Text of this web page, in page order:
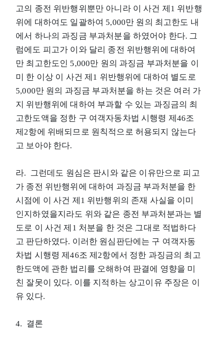
고의 종전 위반행위뿐만 아니라 이 사건 제1 위반행
위에 대하여도 일괄하여 5,000만 원의 최고한도 내
에서 하나의 과징금 부과처분을 하였어야 한다. 그
럼에도 피고가 이와 달리 종전 위반행위에 대하여
만 최고한도인 5,000만 원의 과징금 부과처분을 이
미 한 이상 이 사건 제1 위반행위에 대하여 별도로
5,000만 원의 과징금 부과처분을 하는 것은 여러 가
지 위반행위에 대하여 부과할 수 있는 과징금의 최
고한도액을 정한 구 여객자동차법 시행령 제46조
제2항에 위배되므로 원칙적으로 허용되지 않는다
고 보아야 한다.
라. 그런데도 원심은 판시와 같은 이유만으로 피고
가 종전 위반행위에 대하여 과징금 부과처분을 한
시점에 이 사건 제1 위반행위의 존재 사실을 이미
인지하였을지라도 위와 같은 종전 부과처분과는 별
도로 이 사건 제1 처분을 한 것은 그대로 적법하다
고 판단하였다. 이러한 원심판단에는 구 여객자동
차법 시행령 제46조 제2항에서 정한 과징금의 최고
한도액에 관한 법리를 오해하여 판결에 영향을 미
친 잘못이 있다. 이를 지적하는 상고이유 주장은 이
유 있다.
4. 결론